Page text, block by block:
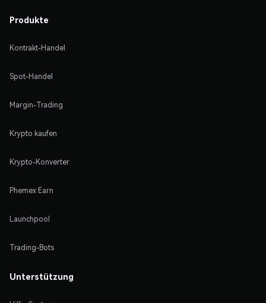
Produkte
Kontrakt-Handel
Spot-Handel
Margin-Trading
Krypto kaufen
Krypto-Konverter
Phemex Earn
Launchpool
Trading-Bots
Unterstützung